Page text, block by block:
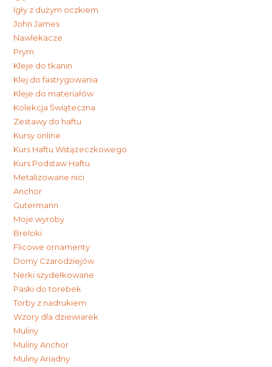
Igły z dużym oczkiem
John James
Nawlekacze
Prym
Kleje do tkanin
Klej do fastrygowania
Kleje do materiałów
Kolekcja Świąteczna
Zestawy do haftu
Kursy online
Kurs Haftu Wstążeczkowego
Kurs Podstaw Haftu
Metalizowane nici
Anchor
Gutermann
Moje wyroby
Breloki
Flicowe ornamenty
Domy Czarodziejów
Nerki szydełkowane
Paski do torebek
Torby z nadrukiem
Wzory dla dziewiarek
Muliny
Muliny Anchor
Muliny Ariadny